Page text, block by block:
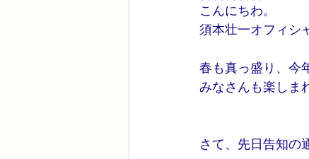
こんにちわ。
須本壮一オフィシ
春も真っ盛り、今
みなさんも楽しま
さて、先日告知の